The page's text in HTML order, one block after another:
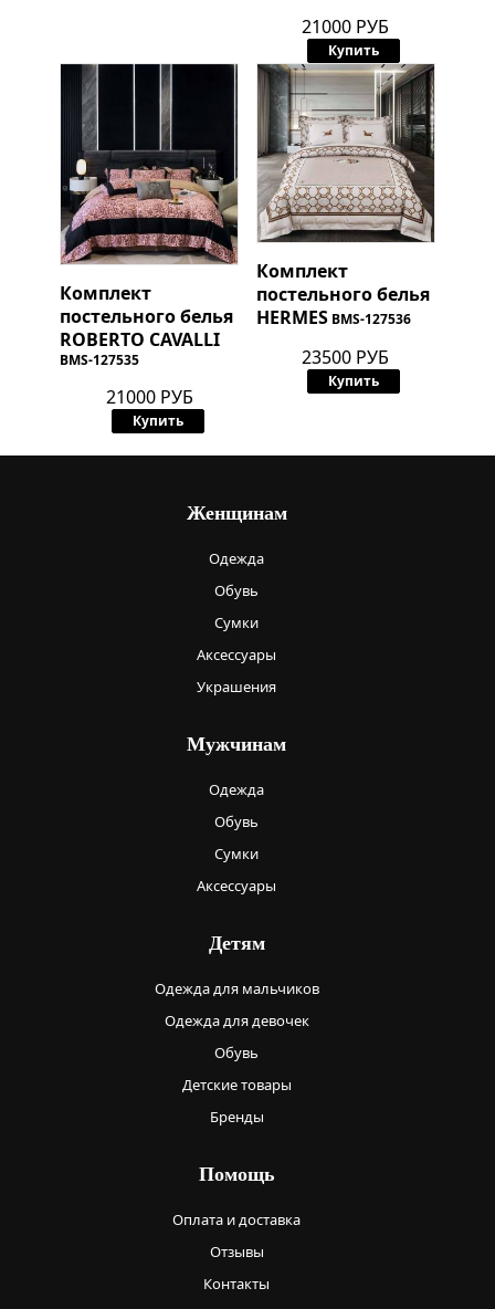
21000 РУБ
Купить
Комплект
постельного белья
ROBERTO CAVALLI
BMS-127535
21000 РУБ
Купить
Комплект
постельного белья
HERMES BMS-127536
23500 РУБ
Купить
Женщинам
Одежда
Обувь
Сумки
Аксессуары
Украшения
Мужчинам
Одежда
Обувь
Сумки
Аксессуары
Детям
Одежда для мальчиков
Одежда для девочек
Обувь
Детские товары
Бренды
Помощь
Оплата и доставка
Отзывы
Контакты